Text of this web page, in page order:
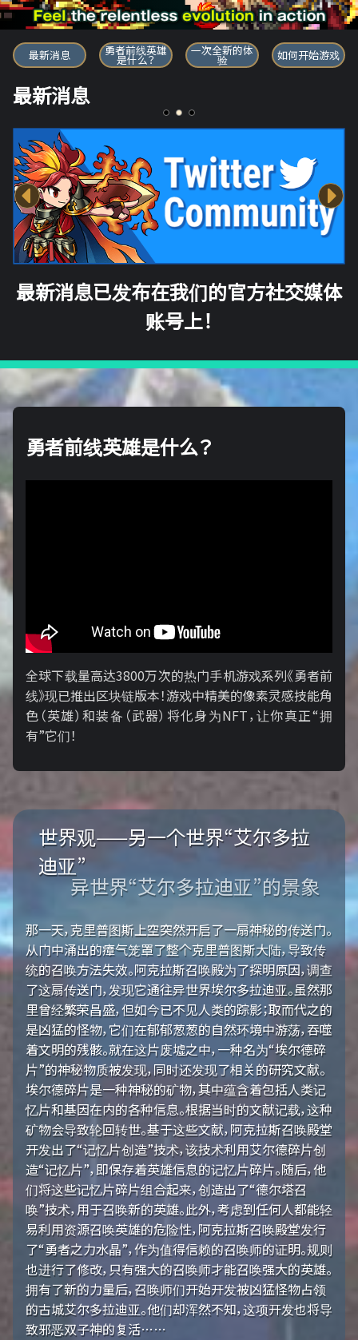
勇者前线英雄
最新消息 勇者前线英雄
是什么？
一次全新的体
验 如何开始游戏
最新消息
最新消息已发布在我们的官方社交媒体
账号上！
勇者前线英雄是什么？
全球下载量高达3800万次的热门手机游戏系列《勇者前
线》现已推出区块链版本！游戏中精美的像素灵感技能角
色（英雄）和装备（武器）将化身为NFT，让你真正“拥
有”它们！
世界观——另一个世界“艾尔多拉
迪亚”
异世界“艾尔多拉迪亚”的景象
那一天，克里普图斯上空突然开启了一扇神秘的传送门。
从门中涌出的瘴气笼罩了整个克里普图斯大陆，导致传
统的召唤方法失效。阿克拉斯召唤殿为了探明原因，调查
了这扇传送门，发现它通往异世界埃尔多拉迪亚。虽然那
里曾经繁荣昌盛，但如今已不见人类的踪影；取而代之的
是凶猛的怪物，它们在郁郁葱葱的自然环境中游荡，吞噬
着文明的残骸。就在这片废墟之中，一种名为“埃尔德碎
片”的神秘物质被发现，同时还发现了相关的研究文献。
埃尔德碎片是一种神秘的矿物，其中蕴含着包括人类记
忆片和基因在内的各种信息。根据当时的文献记载，这种
矿物会导致轮回转世。基于这些文献，阿克拉斯召唤殿堂
开发出了“记忆片创造”技术，该技术利用艾尔德碎片创
造“记忆片”，即保存着英雄信息的记忆片碎片。随后，他
们将这些记忆片碎片组合起来，创造出了“德尔塔召
唤”技术，用于召唤新的英雄。此外，考虑到任何人都能轻
易利用资源召唤英雄的危险性，阿克拉斯召唤殿堂发行
了“勇者之力水晶”，作为值得信赖的召唤师的证明。规则
也进行了修改，只有强大的召唤师才能召唤强大的英雄。
拥有了新的力量后，召唤师们开始开发被凶猛怪物占领
的古城艾尔多拉迪亚。他们却浑然不知，这项开发也将导
致邪恶双子神的复活……